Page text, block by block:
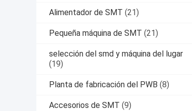
Alimentador de SMT (21)
Pequeña máquina de SMT (21)
selección del smd y máquina del lugar
(19)
Planta de fabricación del PWB (8)
Accesorios de SMT (9)